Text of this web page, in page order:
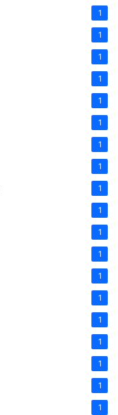
1
1
1
1
1
1
1
1
1
1
1
1
1
1
1
1
1
1
1